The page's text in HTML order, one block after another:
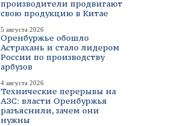
производители продвигают
свою продукцию в Китае
5 августа 2026
Оренбуржье обошло
Астрахань и стало лидером
России по производству
арбузов
4 августа 2026
Технические перерывы на
АЗС: власти Оренбуржья
разъяснили, зачем они
нужны